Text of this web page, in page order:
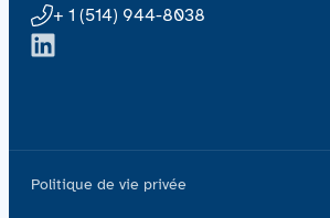
+ 1 (514) 944-8038
Politique de vie privée